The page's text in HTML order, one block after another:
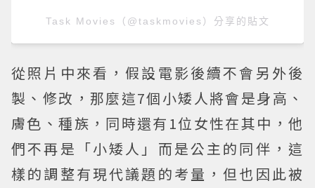
Task Movies（@taskmovies）分享的貼文
從照片中來看，假設電影後續不會另外後
製、修改，那麼這7個小矮人將會是身高、
膚色、種族，同時還有1位女性在其中，他
們不再是「小矮人」而是公主的同伴，這
樣的調整有現代議題的考量，但也因此被